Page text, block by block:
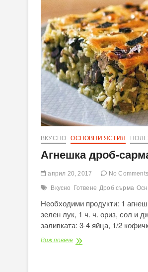
ВКУСНО ОСНОВНИ ЯСТИЯ
Агнешка дроб-
април 20, 2017 No Comments
Вкусно Готвене Дроб сърма
Необходими продукти: 1
зелен лук, 1 ч. ч. ориз, сол и
заливката: 3-4 яйца, 1/2
Виж повечеАгнешка